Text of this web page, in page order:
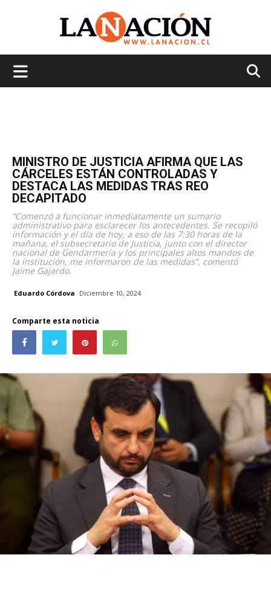
MINISTRO DE JUSTICIA AFIRMA QUE LAS
CÁRCELES ESTÁN CONTROLADAS Y
DESTACA LAS MEDIDAS TRAS REO
DECAPITADO
“Comenzó a funcionar inmediatamente un sumario
administrativo para esclarecer los antecedentes. Se recopiló
información y el día de hoy, a eso de las 7:30 horas de la
mañana, el subsecretario de Justicia, junto con el director
nacional de Gendarmería y los principales altos mandos de
la institución, me informaron de las medidas”, comentó
Jaime Gajardo.
Eduardo Córdova Diciembre 10, 2024
Comparte esta noticia